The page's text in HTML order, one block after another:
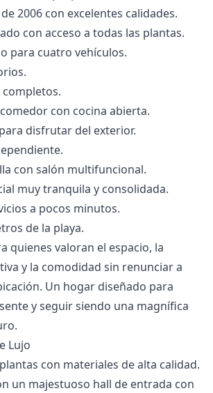
2006 con excelentes calidades.
con acceso a todas las plantas.
para cuatro vehículos.
con cocina abierta.
disfrutar del exterior.
con salón multifuncional.
muy tranquila y consolidada.
a pocos minutos.
de la playa.
quienes valoran ‌el ‌espacio, ‌la
y la comodidad sin ‌renunciar ‌a
‌Un ‌hogar ‌diseñado ‌para
y ‌seguir ‌siendo ‌una ‌magnífica
Lujo
con materiales de alta calidad.
un majestuoso hall de entrada con